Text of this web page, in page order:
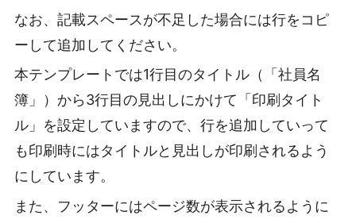
なお、記載スペースが不足した場合には行をコピ
ーして追加してください。
本テンプレートでは1行目のタイトル（「社員名
簿」）から3行目の見出しにかけて「印刷タイト
ル」を設定していますので、行を追加していって
も印刷時にはタイトルと見出しが印刷されるよう
にしています。
また、フッターにはページ数が表示されるように